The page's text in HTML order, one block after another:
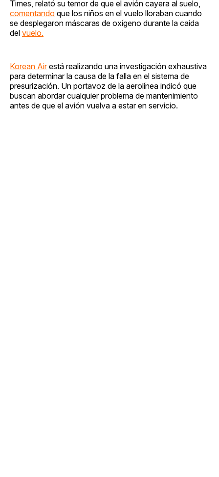
Times, relató su temor de que el avión cayera al suelo,
comentando que los niños en el vuelo lloraban cuando
se desplegaron máscaras de oxígeno durante la caída
del vuelo.
Korean Airestá realizando una investigación exhaustiva
para determinar la causa de la falla en el sistema de
presurización. Un portavoz de la aerolínea indicó que
buscan abordar cualquier problema de mantenimiento
antes de que el avión vuelva a estar en servicio.